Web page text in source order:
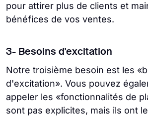
pour attirer plus de clients et
bénéfices de vos ventes.
3- Besoins d'excitation
Notre troisième besoin est les
d'excitation». Vous pouvez
appeler les «fonctionnalités de
sont pas explicites, mais ils ont